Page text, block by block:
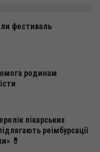
фестиваль
родинам
лікарських
реімбурсації
💊